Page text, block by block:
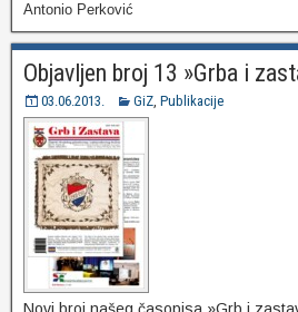
Antonio Perković
Objavljen broj 13 »Grba i
03.06.2013. GiZ, Publikacije